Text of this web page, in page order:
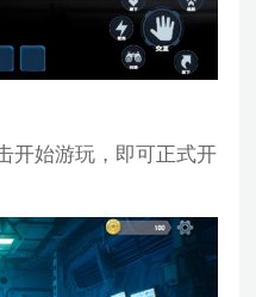
开始游玩，即可正式开